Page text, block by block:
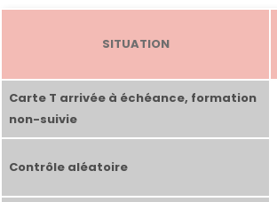
SITUATION
Carte T arrivée à échéance, formation
non-suivie
Contrôle aléatoire